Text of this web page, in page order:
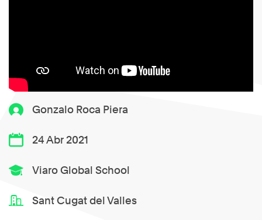
Gonzalo Roca Piera
24 Abr 2021
Viaro Global School
Sant Cugat del Valles